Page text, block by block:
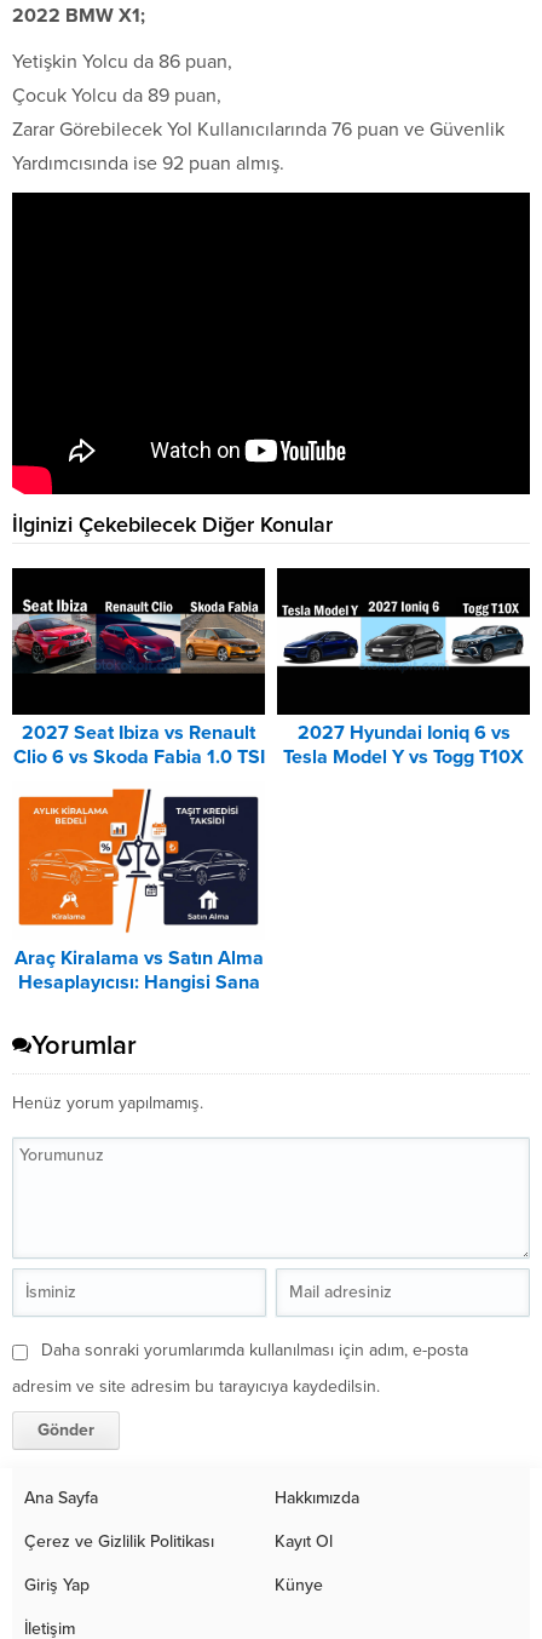
2022 BMW X1;
Yetişkin Yolcu da 86 puan,
Çocuk Yolcu da 89 puan,
Zarar Görebilecek Yol Kullanıcılarında 76 puan ve Güvenlik
Yardımcısında ise 92 puan almış.
İlginizi Çekebilecek Diğer Konular
2027 Seat Ibiza vs Renault
Clio 6 vs Skoda Fabia 1.0 TSI
2027 Hyundai Ioniq 6 vs
Tesla Model Y vs Togg T10X
Araç Kiralama vs Satın Alma
Hesaplayıcısı: Hangisi Sana
Yorumlar
Henüz yorum yapılmamış.
Daha sonraki yorumlarımda kullanılması için adım, e-posta
adresim ve site adresim bu tarayıcıya kaydedilsin.
Ana Sayfa Hakkımızda
Çerez ve Gizlilik Politikası Kayıt Ol
Giriş Yap Künye
İletişim